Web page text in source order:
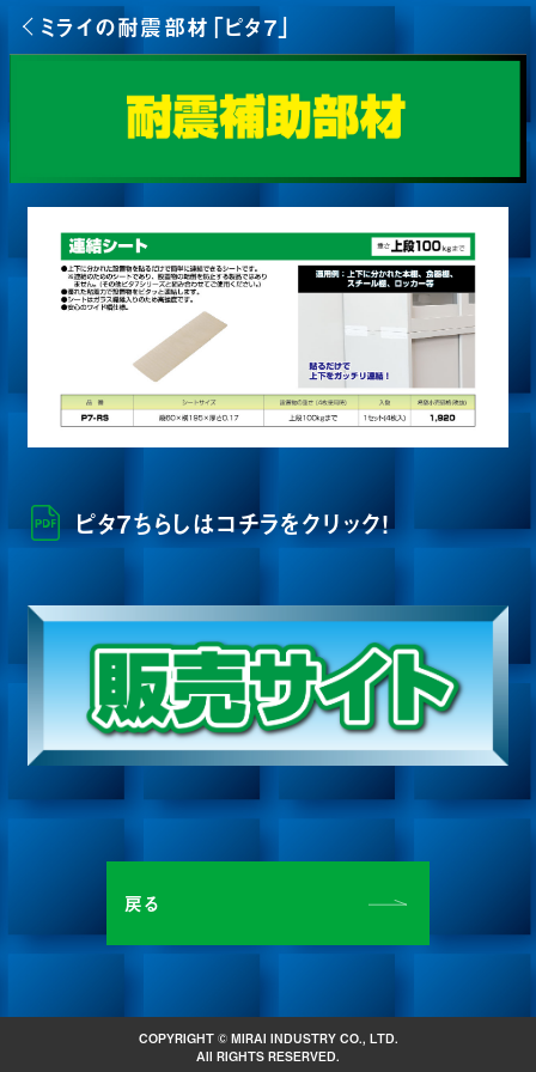
ミライの耐震部材「ピタ7」
ピタ7ちらしはコチラをクリック！
戻る
COPYRIGHT © MIRAI INDUSTRY CO., LTD.
All RIGHTS RESERVED.